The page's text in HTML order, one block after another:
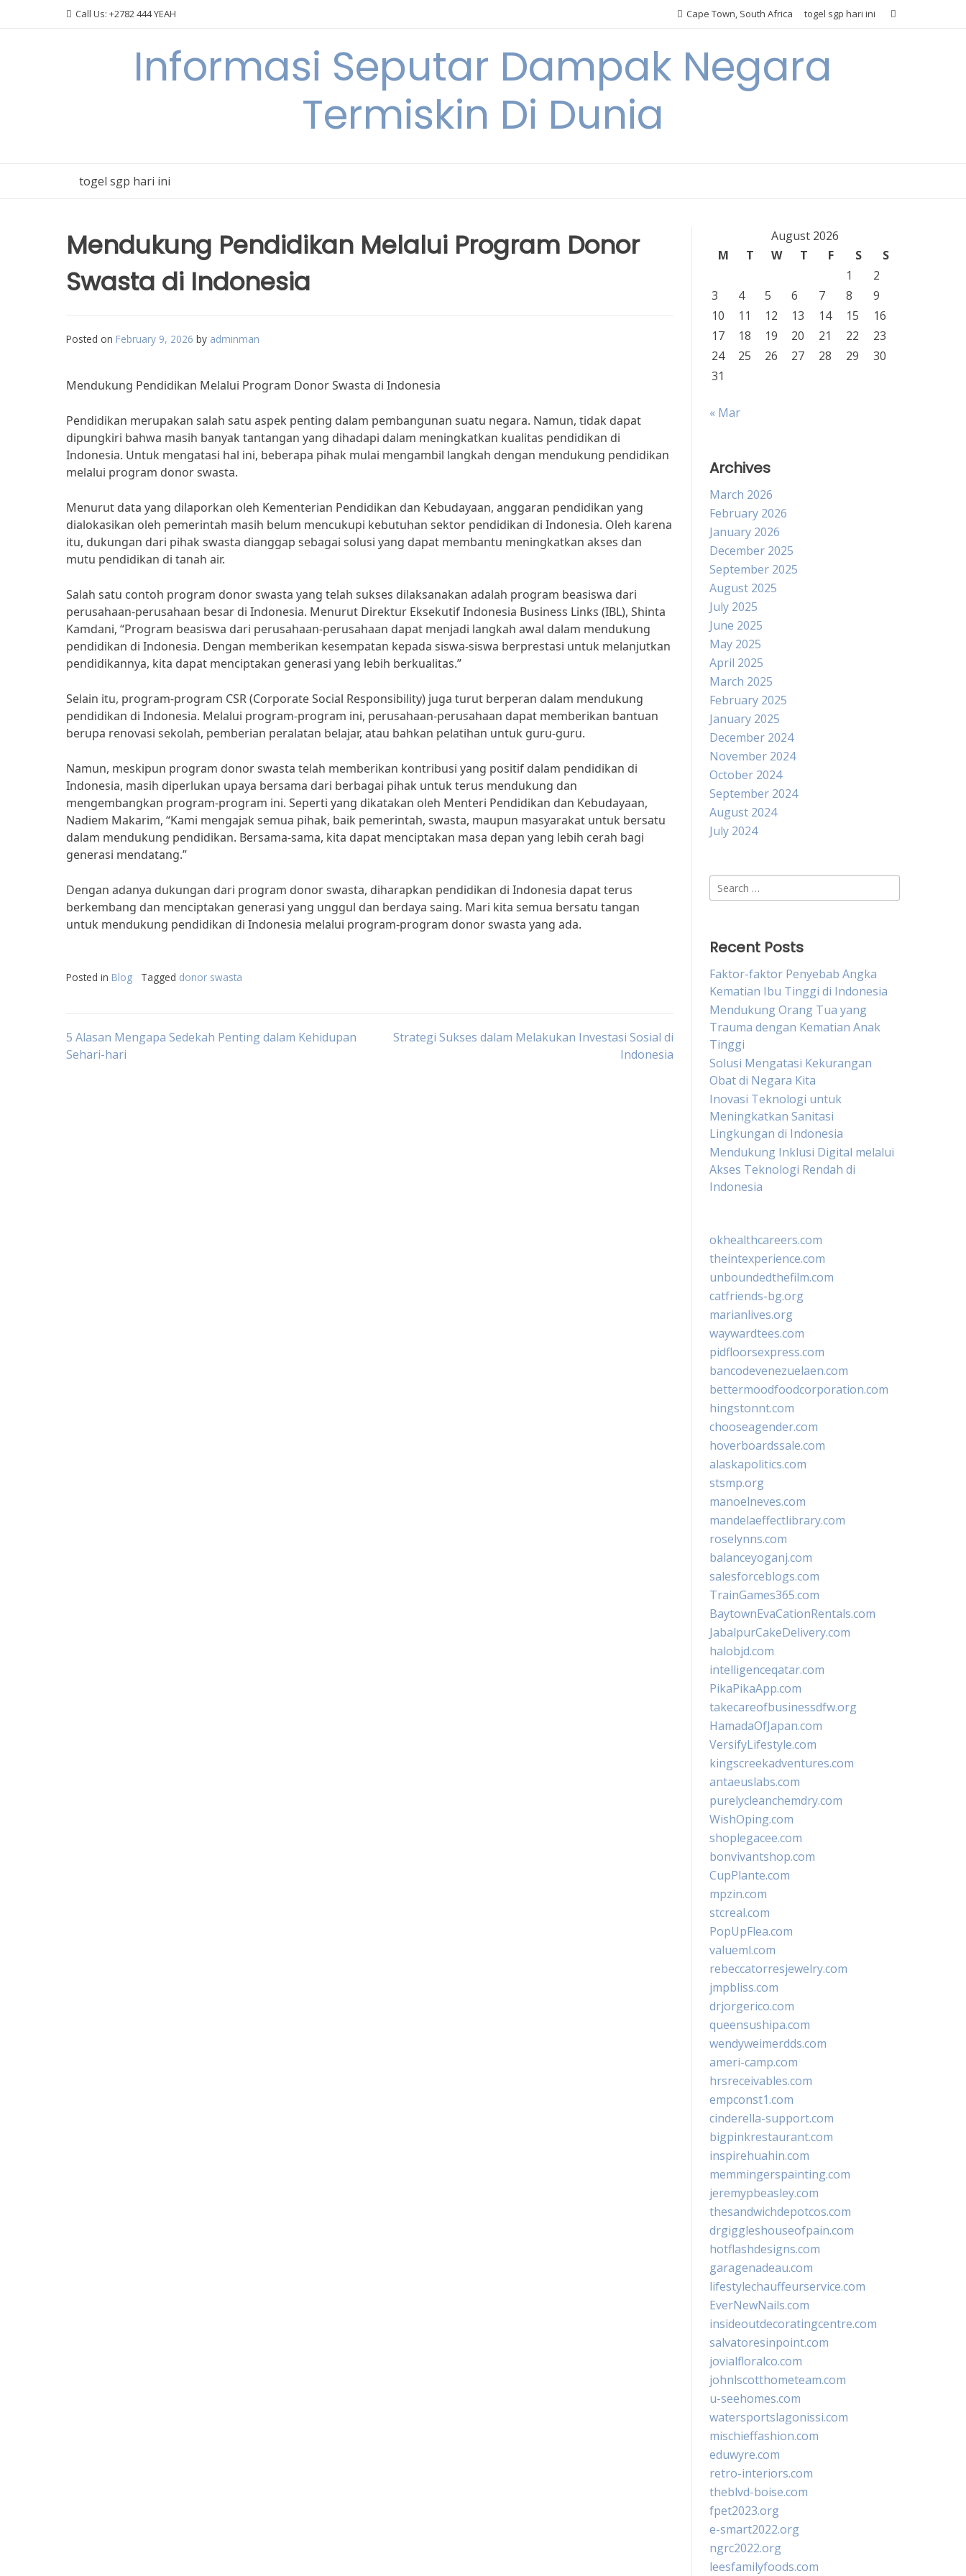
Call Us: +2782 444 YEAH Cape Town, South Africa togel sgp hari ini
Informasi Seputar Dampak Negara
Termiskin Di Dunia
togel sgp hari ini
Mendukung Pendidikan Melalui Program Donor
Swasta di Indonesia
Posted on February 9, 2026 by adminman
Mendukung Pendidikan Melalui Program Donor Swasta di Indonesia
Pendidikan merupakan salah satu aspek penting dalam pembangunan suatu negara. Namun, tidak dapat
dipungkiri bahwa masih banyak tantangan yang dihadapi dalam meningkatkan kualitas pendidikan di
Indonesia. Untuk mengatasi hal ini, beberapa pihak mulai mengambil langkah dengan mendukung pendidikan
melalui program donor swasta.
Menurut data yang dilaporkan oleh Kementerian Pendidikan dan Kebudayaan, anggaran pendidikan yang
dialokasikan oleh pemerintah masih belum mencukupi kebutuhan sektor pendidikan di Indonesia. Oleh karena
itu, dukungan dari pihak swasta dianggap sebagai solusi yang dapat membantu meningkatkan akses dan
mutu pendidikan di tanah air.
Salah satu contoh program donor swasta yang telah sukses dilaksanakan adalah program beasiswa dari
perusahaan-perusahaan besar di Indonesia. Menurut Direktur Eksekutif Indonesia Business Links (IBL), Shinta
Kamdani, “Program beasiswa dari perusahaan-perusahaan dapat menjadi langkah awal dalam mendukung
pendidikan di Indonesia. Dengan memberikan kesempatan kepada siswa-siswa berprestasi untuk melanjutkan
pendidikannya, kita dapat menciptakan generasi yang lebih berkualitas.”
Selain itu, program-program CSR (Corporate Social Responsibility) juga turut berperan dalam mendukung
pendidikan di Indonesia. Melalui program-program ini, perusahaan-perusahaan dapat memberikan bantuan
berupa renovasi sekolah, pemberian peralatan belajar, atau bahkan pelatihan untuk guru-guru.
Namun, meskipun program donor swasta telah memberikan kontribusi yang positif dalam pendidikan di
Indonesia, masih diperlukan upaya bersama dari berbagai pihak untuk terus mendukung dan
mengembangkan program-program ini. Seperti yang dikatakan oleh Menteri Pendidikan dan Kebudayaan,
Nadiem Makarim, “Kami mengajak semua pihak, baik pemerintah, swasta, maupun masyarakat untuk bersatu
dalam mendukung pendidikan. Bersama-sama, kita dapat menciptakan masa depan yang lebih cerah bagi
generasi mendatang.”
Dengan adanya dukungan dari program donor swasta, diharapkan pendidikan di Indonesia dapat terus
berkembang dan menciptakan generasi yang unggul dan berdaya saing. Mari kita semua bersatu tangan
untuk mendukung pendidikan di Indonesia melalui program-program donor swasta yang ada.
Posted in Blog Tagged donor swasta
Post
5 Alasan Mengapa Sedekah Penting dalam Kehidupan
Sehari-hari
Strategi Sukses dalam Melakukan Investasi Sosial di
Indonesia
August 2026
M
T W T F S
S
1
2
3
4 5 6 7 8
9
10
11 12 13 14 15
16
17
18 19 20 21 22
23
24
25 26 27 28 29
30
31
« Mar
Archives
March 2026
February 2026
January 2026
December 2025
September 2025
August 2025
July 2025
June 2025
May 2025
April 2025
March 2025
February 2025
January 2025
December 2024
November 2024
October 2024
September 2024
August 2024
July 2024
Search
for:
Recent Posts
Faktor-faktor Penyebab Angka
Kematian Ibu Tinggi di Indonesia
Mendukung Orang Tua yang
Trauma dengan Kematian Anak
Tinggi
Solusi Mengatasi Kekurangan
Obat di Negara Kita
Inovasi Teknologi untuk
Meningkatkan Sanitasi
Lingkungan di Indonesia
Mendukung Inklusi Digital melalui
Akses Teknologi Rendah di
Indonesia
okhealthcareers.com
theintexperience.com
unboundedthefilm.com
catfriends-bg.org
marianlives.org
waywardtees.com
pidfloorsexpress.com
bancodevenezuelaen.com
bettermoodfoodcorporation.com
hingstonnt.com
chooseagender.com
hoverboardssale.com
alaskapolitics.com
stsmp.org
manoelneves.com
mandelaeffectlibrary.com
roselynns.com
balanceyoganj.com
salesforceblogs.com
TrainGames365.com
BaytownEvaCationRentals.com
JabalpurCakeDelivery.com
halobjd.com
intelligenceqatar.com
PikaPikaApp.com
takecareofbusinessdfw.org
HamadaOfJapan.com
VersifyLifestyle.com
kingscreekadventures.com
antaeuslabs.com
purelycleanchemdry.com
WishOping.com
shoplegacee.com
bonvivantshop.com
CupPlante.com
mpzin.com
stcreal.com
PopUpFlea.com
valueml.com
rebeccatorresjewelry.com
jmpbliss.com
drjorgerico.com
queensushipa.com
wendyweimerdds.com
ameri-camp.com
hrsreceivables.com
empconst1.com
cinderella-support.com
bigpinkrestaurant.com
inspirehuahin.com
memmingerspainting.com
jeremypbeasley.com
thesandwichdepotcos.com
drgiggleshouseofpain.com
hotflashdesigns.com
garagenadeau.com
lifestylechauffeurservice.com
EverNewNails.com
insideoutdecoratingcentre.com
salvatoresinpoint.com
jovialfloralco.com
johnlscotthometeam.com
u-seehomes.com
watersportslagonissi.com
mischieffashion.com
eduwyre.com
retro-interiors.com
theblvd-boise.com
fpet2023.org
e-smart2022.org
ngrc2022.org
leesfamilyfoods.com